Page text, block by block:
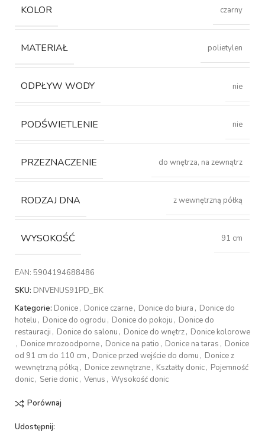
KOLOR czarny
MATERIAŁ polietylen
ODPŁYW WODY nie
PODŚWIETLENIE nie
PRZEZNACZENIE do wnętrza, na zewnątrz
RODZAJ DNA z wewnętrzną półką
WYSOKOŚĆ 91 cm
EAN: 5904194688486
SKU: DNVENUS91PD_BK
Kategorie: Donice, Donice czarne, Donice do biura , Donice do
hotelu , Donice do ogrodu , Donice do pokoju , Donice do
restauracji , Donice do salonu , Donice do wnętrz, Donice kolorowe
, Donice mrozoodporne, Donice na patio , Donice na taras , Donice
od 91 cm do 110 cm , Donice przed wejście do domu , Donice z
wewnętrzną półką , Donice zewnętrzne, Kształty donic, Pojemność
donic, Serie donic, Venus , Wysokość donic
Porównaj
Udostępnij: